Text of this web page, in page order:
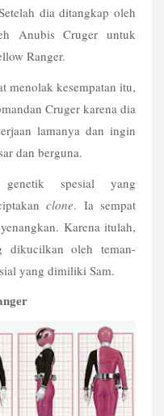
dia ditangkap oleh
Anubis Cruger untuk
Ranger.
menolak kesempatan itu,
Cruger karena dia
lamanya dan ingin
dan berguna.
spesial yang
clone. Ia sempat
Karena itulah,
dikucilkan oleh teman-
yang dimiliki Sam.